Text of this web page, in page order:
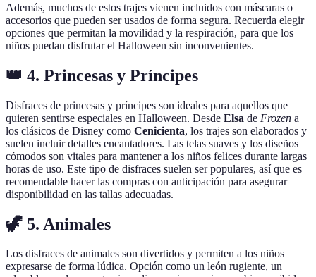
Además, muchos de estos trajes vienen incluidos con máscaras o
accesorios que pueden ser usados de forma segura. Recuerda elegir
opciones que permitan la movilidad y la respiración, para que los
niños puedan disfrutar el Halloween sin inconvenientes.
👑 4. Princesas y Príncipes
Disfraces de princesas y príncipes son ideales para aquellos que
quieren sentirse especiales en Halloween. Desde Elsa de Frozen a
los clásicos de Disney como Cenicienta, los trajes son elaborados y
suelen incluir detalles encantadores. Las telas suaves y los diseños
cómodos son vitales para mantener a los niños felices durante largas
horas de uso. Este tipo de disfraces suelen ser populares, así que es
recomendable hacer las compras con anticipación para asegurar
disponibilidad en las tallas adecuadas.
🦖 5. Animales
Los disfraces de animales son divertidos y permiten a los niños
expresarse de forma lúdica. Opción como un león rugiente, un